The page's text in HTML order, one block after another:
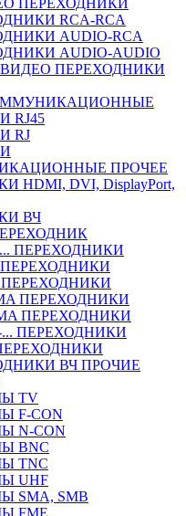
ПЕРЕХОДНИКИ
RCA-RCA
AUDIO-RCA
AUDIO-AUDIO
ВИДЕО ПЕРЕХОДНИКИ
RJ45
RJ
ПРОЧЕЕ
HDMI, DVI, DisplayPort,
ВЧ
... ПЕРЕХОДНИКИ
ПЕРЕХОДНИКИ
ПЕРЕХОДНИКИ
ПЕРЕХОДНИКИ
ПЕРЕХОДНИКИ
... ПЕРЕХОДНИКИ
ВЧ ПРОЧИЕ
TV
F-CON
N-CON
BNC
TNC
UHF
SMA, SMB
FME